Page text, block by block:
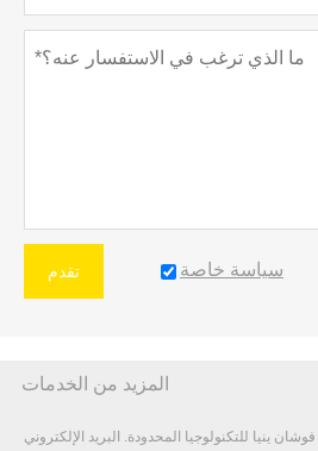
تقدم سياسة خاصة
المزيد من الخدمات
ينيا للتكنولوجيا المحدودة. البريد الإلكتروني: